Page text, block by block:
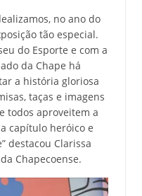
no ano do
tão especial.
do Esporte e com a
da Chape há
a história gloriosa
taças e imagens
todos aproveitem a
capítulo heróico e
destacou Clarissa
Chapecoense.